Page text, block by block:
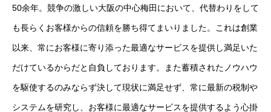
50余年。競争の激しい大阪の中心梅田において、代替わりをして
も長らくお客様からの信頼を勝ち得てまいりました。これは創業
以来、常にお客様に寄り添った最適なサービスを提供し満足いた
だけているからだと自負しております。また蓄積されたノウハウ
を駆使するのみならず決して現状に満足せず、常に最新の税制や
システムを研究し、お客様に最適なサービスを提供するよう心掛